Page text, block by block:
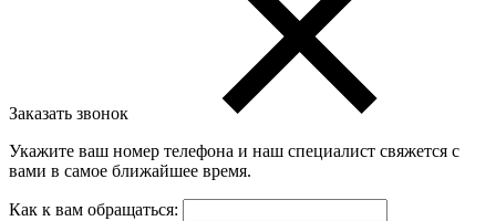
Заказать звонок
Укажите ваш номер телефона и наш специалист свяжется с
вами в самое ближайшее время.
Как к вам обращаться: